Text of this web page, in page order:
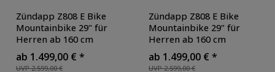
Zündapp Z808 E Bike
Mountainbike 29" für
Herren ab 160 cm
Pedelec 10 Gang
Elektrofahrrad 540Wh
UVP 2.599,00 €
ab 1.499,00 € *
Zündapp Z808 E Bike
Mountainbike 29" für
Herren ab 160 cm
Pedelec 10 Gang
Elektrofahrrad 540Wh
UVP 2.599,00 €
ab 1.499,00 € *